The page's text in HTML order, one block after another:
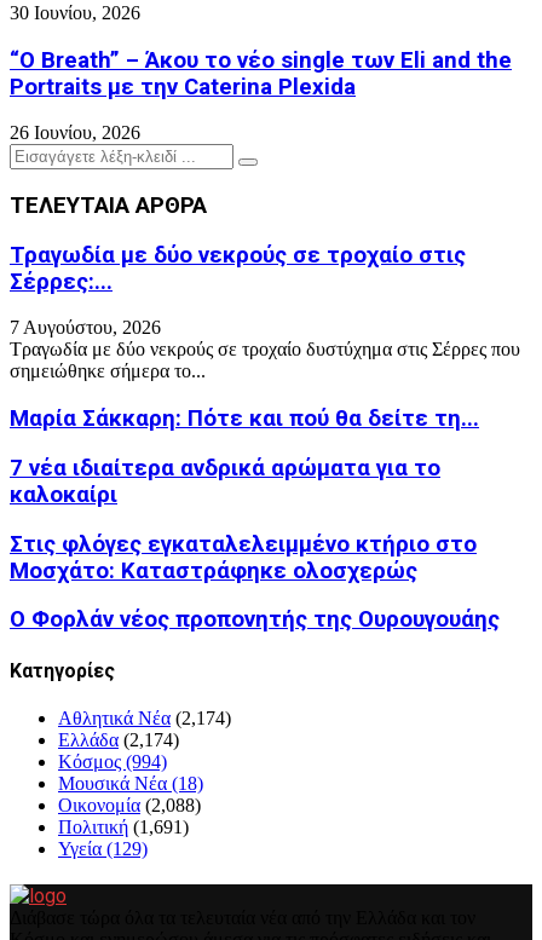
30 Ιουνίου, 2026
“O Breath” – Άκου το νέο single των Eli and the
Portraits με την Caterina Plexida
26 Ιουνίου, 2026
Search
for:
Search
ΤΕΛΕΥΤΑΙΑ ΑΡΘΡΑ
Τραγωδία με δύο νεκρούς σε τροχαίο στις
Σέρρες:...
7 Αυγούστου, 2026
Τραγωδία με δύο νεκρούς σε τροχαίο δυστύχημα στις Σέρρες που
σημειώθηκε σήμερα το...
Μαρία Σάκκαρη: Πότε και πού θα δείτε τη...
7 νέα ιδιαίτερα ανδρικά αρώματα για το
καλοκαίρι
Στις φλόγες εγκαταλελειμμένο κτήριο στο
Μοσχάτο: Καταστράφηκε ολοσχερώς
Ο Φορλάν νέος προπονητής της Ουρουγουάης
Kατηγορίες
Αθλητικά Νέα (2,174)
Ελλάδα (2,174)
Κόσμος (994)
Μουσικά Νέα (18)
Οικονομία (2,088)
Πολιτική (1,691)
Υγεία (129)